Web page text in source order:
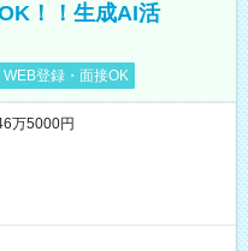
！！生成AI活
WEB登録・面接OK
万5000円